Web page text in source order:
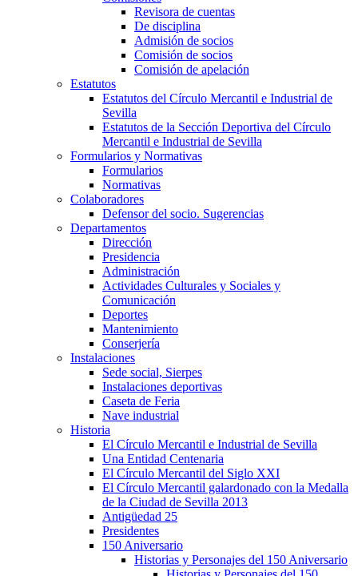
Revisora de cuentas
De disciplina
Admisión de socios
Comisión de socios
Comisión de apelación
Estatutos
Estatutos del Círculo Mercantil e Industrial de
Sevilla
Estatutos de la Sección Deportiva del Círculo
Mercantil e Industrial de Sevilla
Formularios y Normativas
Formularios
Normativas
Colaboradores
Defensor del socio. Sugerencias
Departamentos
Dirección
Presidencia
Administración
Actividades Culturales y Sociales y
Comunicación
Deportes
Mantenimiento
Conserjería
Instalaciones
Sede social, Sierpes
Instalaciones deportivas
Caseta de Feria
Nave industrial
Historia
El Círculo Mercantil e Industrial de Sevilla
Una Entidad Centenaria
El Círculo Mercantil del Siglo XXI
El Círculo Mercantil galardonado con la Medalla
de la Ciudad de Sevilla 2013
Antigüedad 25
Presidentes
150 Aniversario
Historias y Personajes del 150 Aniversario